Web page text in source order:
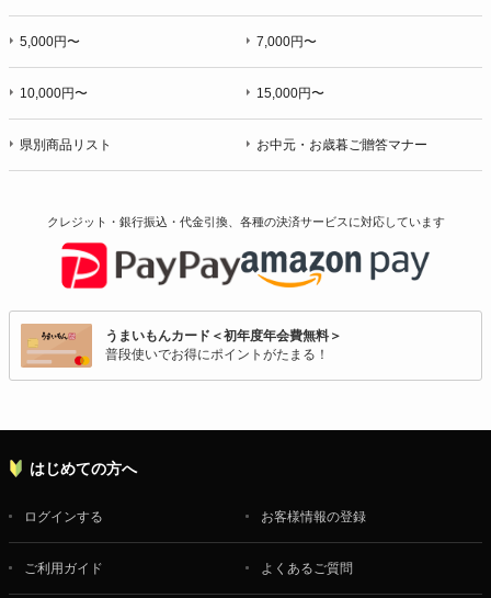
5,000円〜 7,000円〜
10,000円〜 15,000円〜
県別商品リスト お中元・お歳暮ご贈答マナー
クレジット・銀行振込・代金引換、各種の決済サービスに対応しています
うまいもんカード＜初年度年会費無料＞
普段使いでお得にポイントがたまる！
はじめての方へ
ログインする お客様情報の登録
ご利用ガイド よくあるご質問